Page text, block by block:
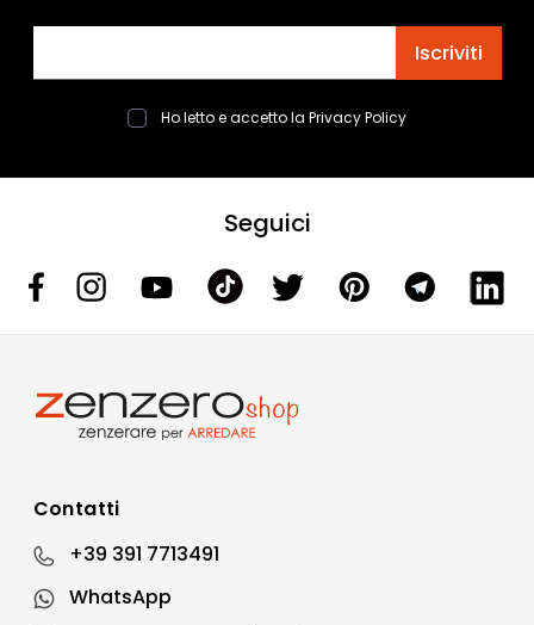
Iscriviti
Ho letto e accetto la Privacy Policy
Seguici
Contatti
+39 391 7713491
WhatsApp